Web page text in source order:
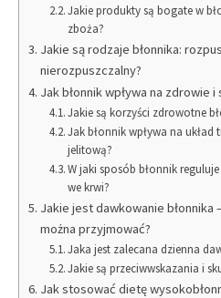
Jakie produkty są bogate w
zboża?
Jakie są rodzaje błonnika:
nierozpuszczalny?
Jak błonnik wpływa na zdrowie
Jakie są korzyści zdrowotne
Jak błonnik wpływa na
jelitową?
W jaki sposób błonnik
we krwi?
Jakie jest dawkowanie błonnika
można przyjmować?
Jaka jest zalecana dzienna
Jakie są przeciwwskazania i
Jak stosować dietę